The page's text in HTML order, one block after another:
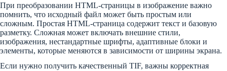
При преобразовании HTML-страницы в изображение важно
помнить, что исходный файл может быть простым или
сложным. Простая HTML-страница содержит текст и базовую
разметку. Сложная может включать внешние стили,
изображения, нестандартные шрифты, адаптивные блоки и
элементы, которые меняются в зависимости от ширины экрана.
Если нужно получить качественный TIF, важны корректная